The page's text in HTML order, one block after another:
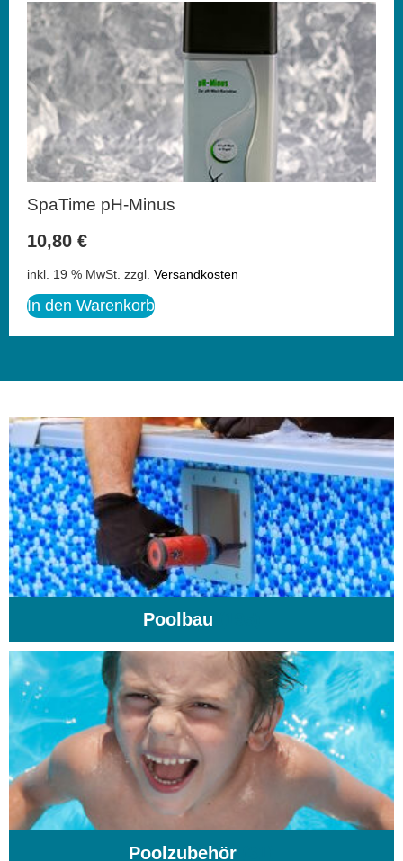
SpaTime pH-Minus
10,80 €
inkl. 19 % MwSt. zzgl. Versandkosten
In den Warenkorb
Poolbau
Poolzubehör